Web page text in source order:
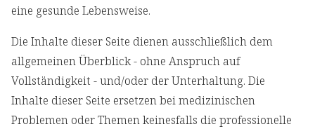
eine gesunde Lebensweise.
Die Inhalte dieser Seite dienen ausschließlich dem
allgemeinen Überblick - ohne Anspruch auf
Vollständigkeit - und/oder der Unterhaltung. Die
Inhalte dieser Seite ersetzen bei medizinischen
Problemen oder Themen keinesfalls die professionelle